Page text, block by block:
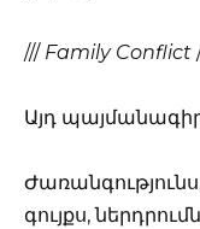
/// Family Conflict
Այդ
գույքս,